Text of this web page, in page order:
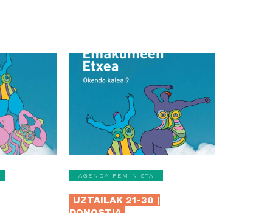
AGENDA FEMINISTA
UZTAILAK 21-30 |